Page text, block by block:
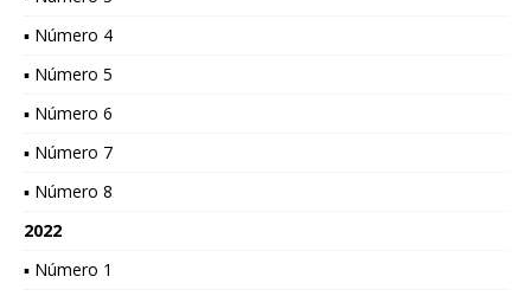
▪ Número 4
▪ Número 5
▪ Número 6
▪ Número 7
▪ Número 8
2022
▪ Número 1